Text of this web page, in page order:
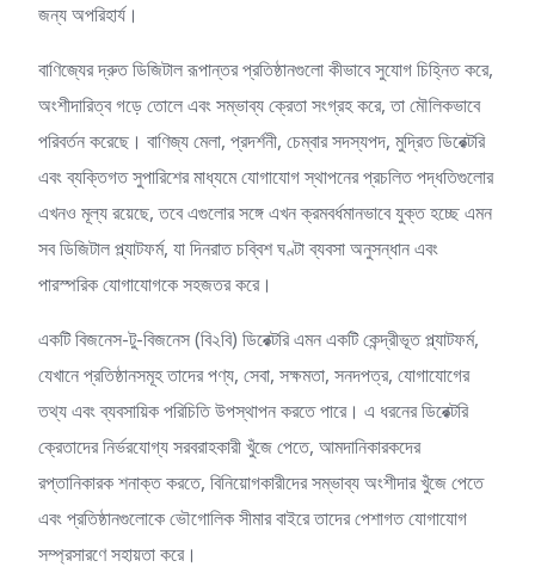
জন্য অপরিহার্য।
বাণিজ্যের দ্রুত ডিজিটাল রূপান্তর প্রতিষ্ঠানগুলো কীভাবে সুযোগ চিহ্নিত করে,
অংশীদারিত্ব গড়ে তোলে এবং সম্ভাব্য ক্রেতা সংগ্রহ করে, তা মৌলিকভাবে
পরিবর্তন করেছে। বাণিজ্য মেলা, প্রদর্শনী, চেম্বার সদস্যপদ, মুদ্রিত ডিরেক্টরি
এবং ব্যক্তিগত সুপারিশের মাধ্যমে যোগাযোগ স্থাপনের প্রচলিত পদ্ধতিগুলোর
এখনও মূল্য রয়েছে, তবে এগুলোর সঙ্গে এখন ক্রমবর্ধমানভাবে যুক্ত হচ্ছে এমন
সব ডিজিটাল প্ল্যাটফর্ম, যা দিনরাত চব্বিশ ঘণ্টা ব্যবসা অনুসন্ধান এবং
পারস্পরিক যোগাযোগকে সহজতর করে।
একটি বিজনেস-টু-বিজনেস (বি২বি) ডিরেক্টরি এমন একটি কেন্দ্রীভূত প্ল্যাটফর্ম,
যেখানে প্রতিষ্ঠানসমূহ তাদের পণ্য, সেবা, সক্ষমতা, সনদপত্র, যোগাযোগের
তথ্য এবং ব্যবসায়িক পরিচিতি উপস্থাপন করতে পারে। এ ধরনের ডিরেক্টরি
ক্রেতাদের নির্ভরযোগ্য সরবরাহকারী খুঁজে পেতে, আমদানিকারকদের
রপ্তানিকারক শনাক্ত করতে, বিনিয়োগকারীদের সম্ভাব্য অংশীদার খুঁজে পেতে
এবং প্রতিষ্ঠানগুলোকে ভৌগোলিক সীমার বাইরে তাদের পেশাগত যোগাযোগ
সম্প্রসারণে সহায়তা করে।